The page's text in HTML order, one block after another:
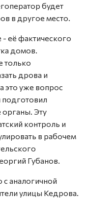
будет
в другое место.
- её фактического
домов.
только
дрова и
это уже вопрос
подготовил
органы. Эту
контроль и
в рабочем
Губанов.
с аналогичной
улицы Кедрова.